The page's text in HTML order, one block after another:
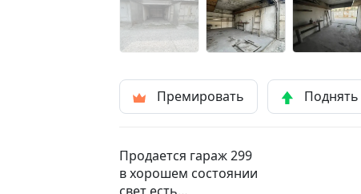
Премировать Поднять
Продается гараж 299
в хорошем состоянии